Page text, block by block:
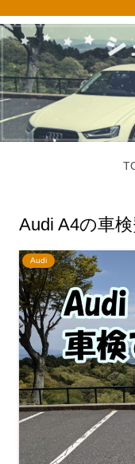
Audi A4の車
Audi